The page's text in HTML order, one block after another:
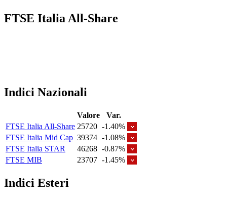
FTSE Italia All-Share
Indici Nazionali
Valore
Var.
FTSE Italia All-Share 25720 -1.40%
FTSE Italia Mid Cap 39374 -1.08%
FTSE Italia STAR
46268 -0.87%
FTSE MIB
23707 -1.45%
Indici Esteri